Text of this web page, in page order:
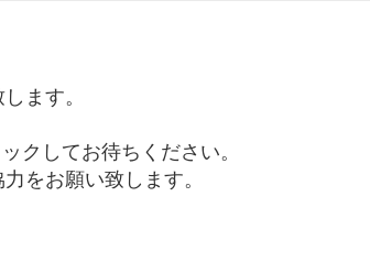
ます。
クしてお待ちください。
をお願い致します。